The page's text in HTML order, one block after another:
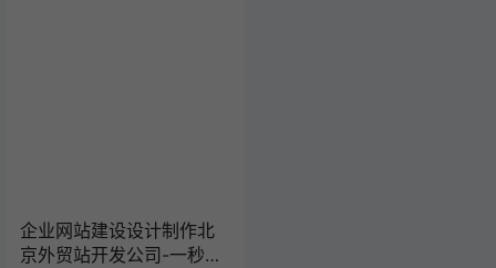
企业网站建设设计制作北
京外贸站开发公司-一秒云